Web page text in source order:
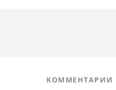
КОММЕНТАРИИ